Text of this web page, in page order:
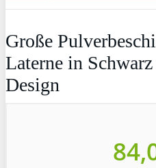
Große
Laterne in
Design